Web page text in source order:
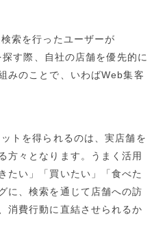
索を行ったユーザーが
す際、自社の店舗を優先的に
みのことで、いわばWeb集客
トを得られるのは、実店舗を
方々となります。うまく活用
たい」「買いたい」「食べた
に、検索を通じて店舗への訪
消費行動に直結させられるか